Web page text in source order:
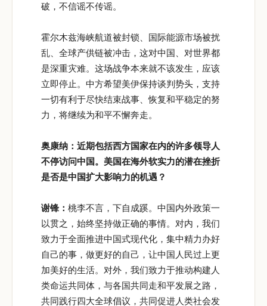
破，不信谣不传谣。
霍尔木兹海峡航道被封锁、国际能源市场被扰
乱、全球产供链被冲击，这对中国、对世界都
是深重灾难。这场战争本来就不该发生，应该
立即停止。中方希望美伊保持谈判势头，支持
一切有利于尽快结束战事、恢复和平稳定的努
力，将继续为和平不懈奔走。
奥康纳：近期包括西方国家在内的许多领导人
不停访问中国。美国在海外软实力的潜在挫折
是否是中国扩大影响力的机遇？
谢锋： 桃李不言，下自成蹊。中国内外政策一
以贯之，始终坚持做正确的事情。对内，我们
致力于全面推进中国式现代化，集中精力办好
自己的事，做更好的自己，让中国人民过上更
加美好的生活。对外，我们致力于推动构建人
类命运共同体，与各国共同走和平发展之路，
共同践行四大全球倡议，共同促进人类社会发